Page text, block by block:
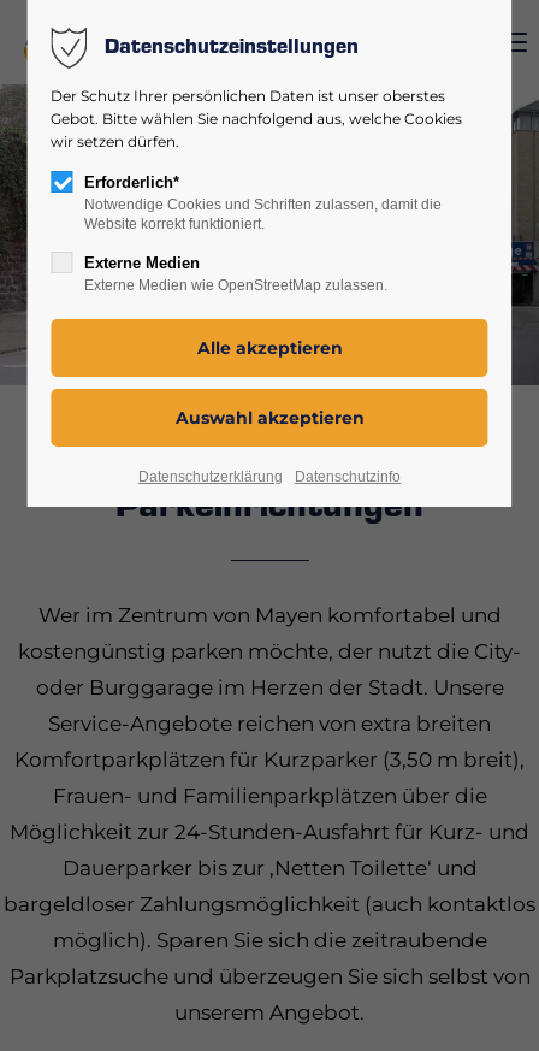
Login
Benutzername
Passwort
Lost your password?
Support
24h/ 365days
We offer support for our customers
Mon - Fri 8:00am - 5:00pm
(GMT +1)
Get in touch
Cybersteel Inc.
376-293 City Road, Suite 600
San Francisco, CA 94102
Betriebszweig
Parkeinrichtungen
Wer im Zentrum von Mayen komfortabel und
kostengünstig parken möchte, der nutzt die City-
oder Burggarage im Herzen der Stadt. Unsere
Service-Angebote reichen von extra breiten
Komfortparkplätzen für Kurzparker (3,50 m breit),
Frauen- und Familienparkplätzen über die
Möglichkeit zur 24-Stunden-Ausfahrt für Kurz- und
Dauerparker bis zur ‚Netten Toilette‘ und
bargeldloser Zahlungsmöglichkeit (auch kontaktlos
möglich). Sparen Sie sich die zeitraubende
Parkplatzsuche und überzeugen Sie sich selbst von
unserem Angebot.
Datenschutzeinstellungen
Der Schutz Ihrer persönlichen Daten ist unser oberstes
Gebot. Bitte wählen Sie nachfolgend aus, welche Cookies
wir setzen dürfen.
Erforderlich*
Notwendige Cookies und Schriften zulassen, damit die
Website korrekt funktioniert.
Externe Medien
Externe Medien wie OpenStreetMap zulassen.
Datenschutzerklärung Datenschutzinfo